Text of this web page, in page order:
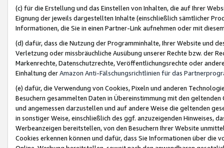
(c) für die Erstellung und das Einstellen von Inhalten, die auf Ihrer
Eignung der jeweils dargestellten Inhalte (einschließlich sämtlicher
Informationen, die Sie in einen Partner-Link aufnehmen oder mit
(d) dafür, dass die Nutzung der Programminhalte, Ihrer Website und
Verletzung oder missbräuchliche Ausübung unserer Rechte bzw. der
Markenrechte, Datenschutzrechte, Veröffentlichungsrechte oder
Einhaltung derAmazon Anti-Fälschungsrichtlinien für das
(e) dafür, die Verwendung von Cookies, Pixeln und anderen
Besuchern gesammelten Daten in Übereinstimmung mit den
und angemessen darzustellen und auf andere Weise die geltenden
in sonstiger Weise, einschließlich des ggf. anzuzeigenden Hinweises,
Werbeanzeigen bereitstellen, von den Besuchern Ihrer Website
Cookies erkennen können und dafür, dass Sie Informationen über die